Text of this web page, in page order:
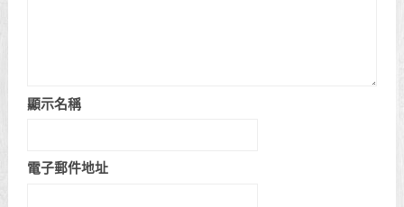
顯示名稱
電子郵件地址